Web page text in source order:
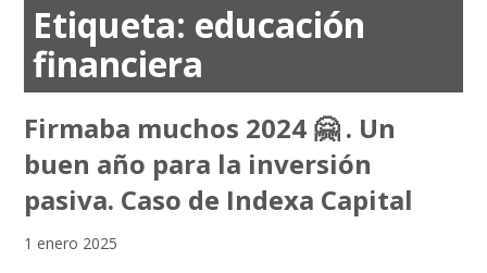
Etiqueta: educación
financiera
Firmaba muchos 2024 🤗 . Un
buen año para la inversión
pasiva. Caso de Indexa Capital
1 enero 2025